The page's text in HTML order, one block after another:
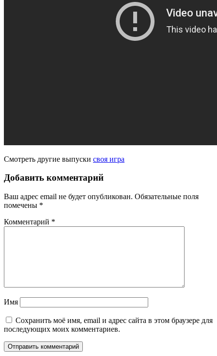
Смотреть другие выпуски своя игра
Добавить комментарий
Ваш адрес email не будет опубликован. Обязательные поля
помечены *
Комментарий *
Имя
Сохранить моё имя, email и адрес сайта в этом браузере для
последующих моих комментариев.